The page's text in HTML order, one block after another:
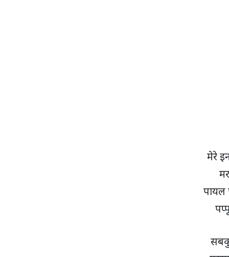
मेरे
पायल